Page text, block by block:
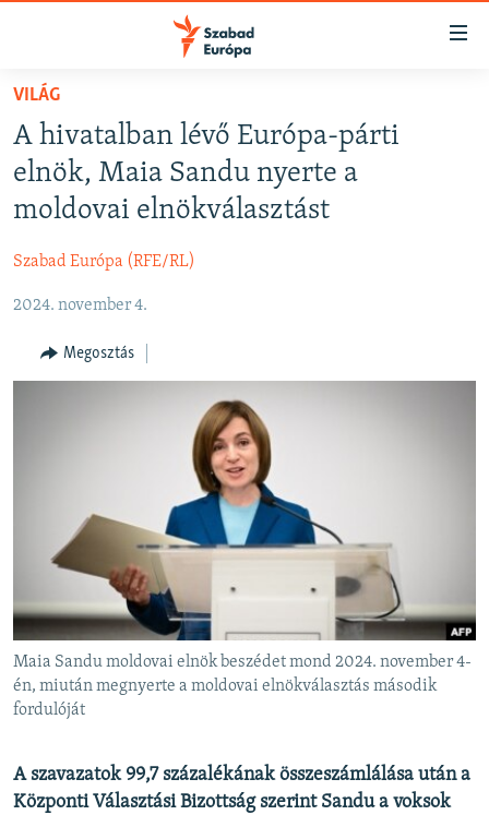
Akadálymentes
Ugrás
fő
oldalra
tartalomjegyzékre
NAPIRENDEN
AKTUÁLIS
PODCASTOK
ELEMZŐ
NER15
SZABADON
EURÓPAI UNIÓ
VILÁG
KLÍMAVÁLTOZÁS
A MÚLT TANULSÁGAI
KÖVESSEN MINKET!
Valamennyi RFE/RL weboldal
VILÁG
A hivatalban lévő Európa-párti
elnök, Maia Sandu nyerte a
moldovai elnökválasztást
Szabad Európa (RFE/RL)
2024. november 4.
Megosztás
Maia Sandu moldovai elnök beszédet mond 2024. november 4-
én, miután megnyerte a moldovai elnökválasztás második
fordulóját
A szavazatok 99,7 százalékának összeszámlálása után a
Központi Választási Bizottság szerint Sandu a voksok
FELIRATKOZÁS
Spotify